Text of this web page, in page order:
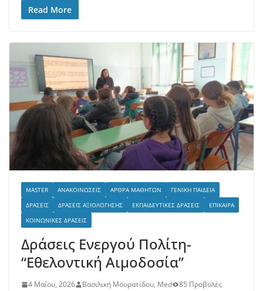
Read More
MASTER ΑΝΑΚΟΙΝΏΣΕΙΣ ΆΡΘΡΑ ΜΑΘΗΤΏΝ
ΓΕΝΙΚΉ ΠΑΙΔΕΊΑ
ΔΡΆΣΕΙΣ
ΔΡΆΣΕΙΣ ΑΞΙΟΛΌΓΗΣΗΣ ΕΚΠΑΙΔΕΥΤΙΚΈΣ ΔΡΆΣΕΙΣ
ΕΠΊΚΑΙΡΑ
ΚΟΙΝΩΝΙΚΈΣ ΔΡΆΣΕΙΣ
Δράσεις Ενεργού Πολίτη-
“Εθελοντική Αιμοδοσία”
4 Μαΐου, 2026 Βασιλική Μουρατίδου, Med
85 Προβολές